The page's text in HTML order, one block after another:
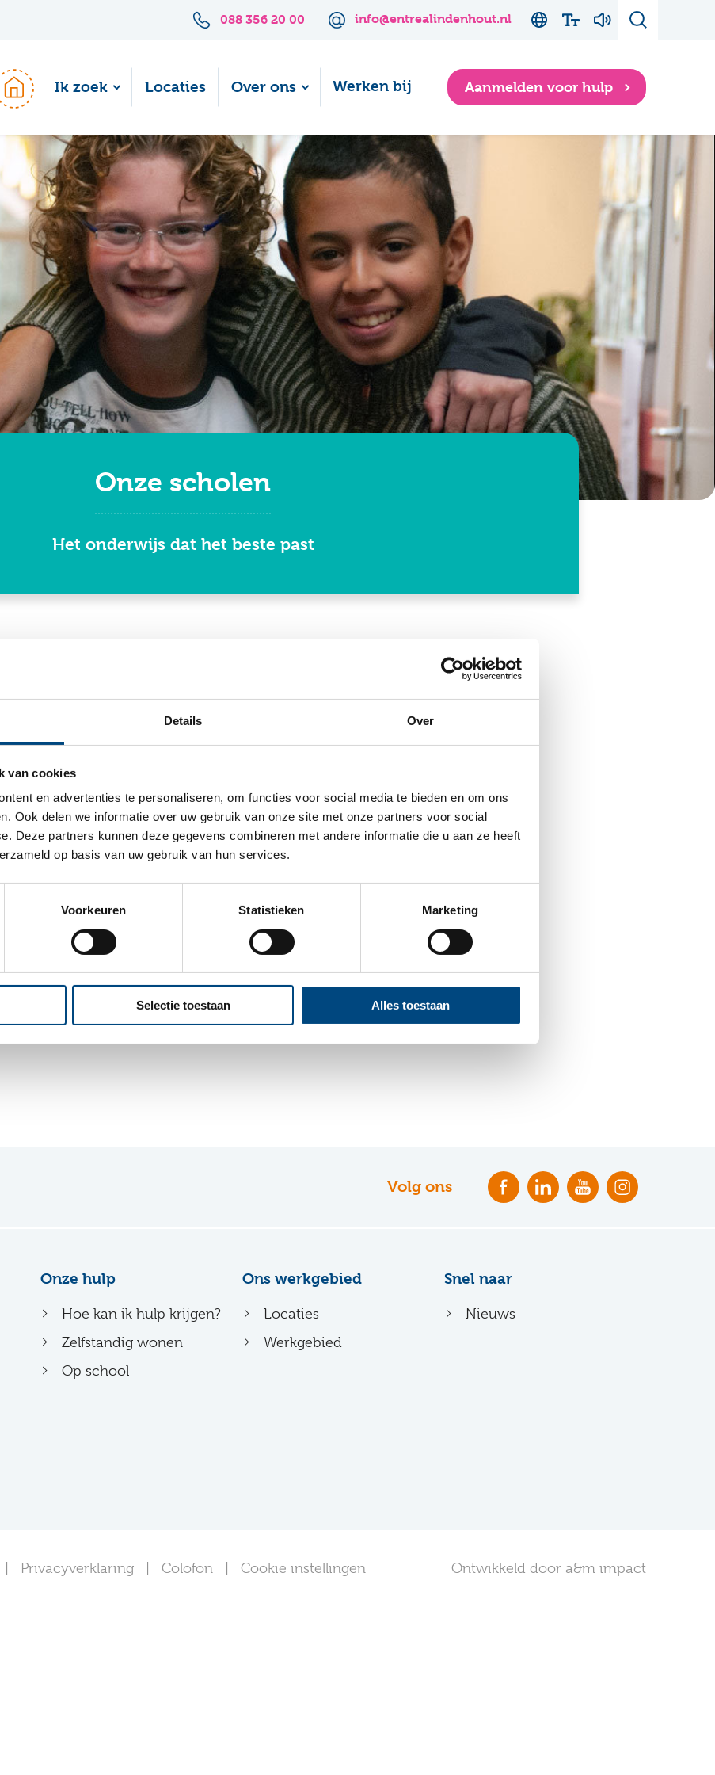
Details Over
van cookies
en advertenties te personaliseren, om functies voor social media te bieden en om ons
Ook delen we informatie over uw gebruik van onze site met onze partners voor social
Deze partners kunnen deze gegevens combineren met andere informatie die u aan ze heeft
op basis van uw gebruik van hun services.
Voorkeuren Statistieken Marketing
Selectie toestaan Alles toestaan
088 356 20 00 info@entrealindenhout.nl
Ik zoek Locaties Over ons Werken bij Aanmelden voor hulp
Onze scholen
Het onderwijs dat het beste past
bij Entrea Lindenhout
onderwijs, maar soms hebben zij tijdelijk meer ondersteuning nodig dan hun
Deze kinderen kunnen terecht bij Stichting Entrea Onderwijs.
onderwijs. De Berg in Ubbergen en De Tapir in Nijmegen.
Volg ons
Onze hulp
Hoe kan ik hulp krijgen?
Zelfstandig wonen
Op school
Ons werkgebied
Locaties
Werkgebied
Snel naar
Nieuws
Privacyverklaring Colofon Cookie instellingen Ontwikkeld door a&m impact